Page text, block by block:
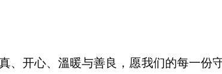
、开心、溫暖与善良，愿我们的每一份